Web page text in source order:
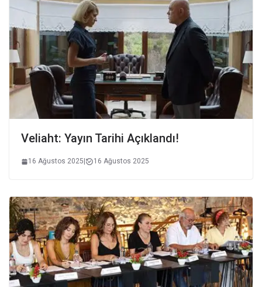
Veliaht: Yayın Tarihi Açıklandı!
16 Ağustos 2025 16 Ağustos 2025